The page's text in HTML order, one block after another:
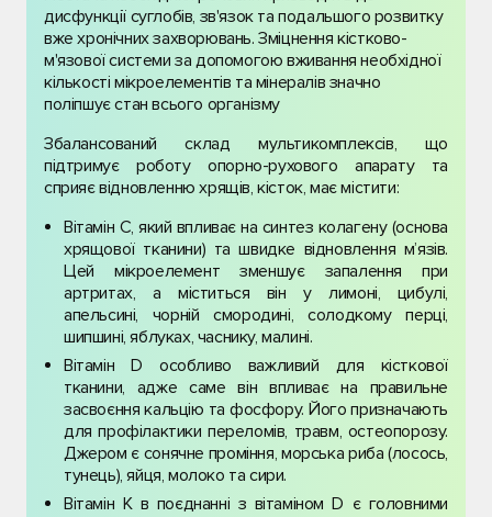
дисфункції суглобів, зв'язок та подальшого розвитку
вже хронічних захворювань. Зміцнення кістково-
м'язової системи за допомогою вживання необхідної
кількості мікроелементів та мінералів значно
поліпшує стан всього організму
Збалансований склад мультикомплексів, що
підтримує роботу опорно-рухового апарату та
сприяє відновленню хрящів, кісток, має містити:
Вітамін С, який впливає на синтез колагену (основа
хрящової тканини) та швидке відновлення м’язів.
Цей мікроелемент зменшує запалення при
артритах, а міститься він у лимоні, цибулі,
апельсині, чорній смородині, солодкому перці,
шипшині, яблуках, часнику, малині.
Вітамін D особливо важливий для кісткової
тканини, адже саме він впливає на правильне
засвоєння кальцію та фосфору. Його призначають
для профілактики переломів, травм, остеопорозу.
Джером є сонячне проміння, морська риба (лосось,
тунець), яйця, молоко та сири.
Вітамін К в поєднанні з вітаміном D є головними